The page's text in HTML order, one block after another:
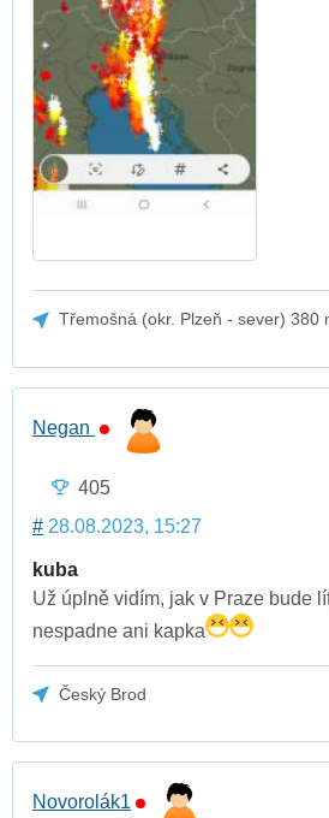
Třemošná (okr. Plzeň - sever) 380
Negan
405
# 28.08.2023, 15:27
kuba
Už úplně vidím, jak v Praze bude
nespadne ani kapka
Český Brod
Novorolák1